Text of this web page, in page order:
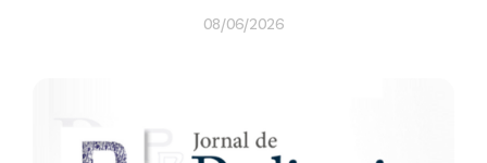
08/06/2026